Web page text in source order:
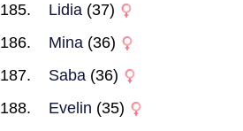
Lidia (37)
Mina (36)
Saba (36)
Evelin (35)